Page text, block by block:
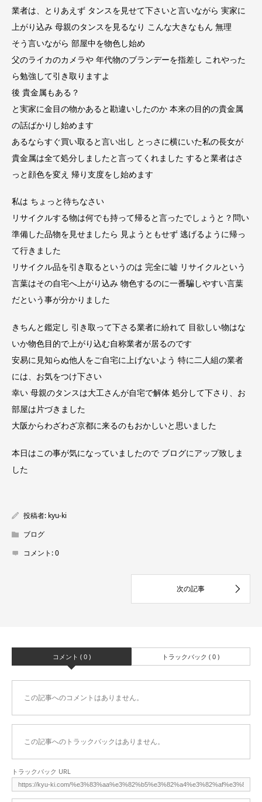
業者は、とりあえず タンスを見せて下さいと言いながら 実家に
上がり込み 母親のタンスを見るなり こんな大きなもん 無理
そう言いながら 部屋中を物色し始め
父のライカのカメラや 年代物のブランデーを指差し これやった
ら勉強して引き取りますよ
後 貴金属もある？
と実家に金目の物かあると勘違いしたのか 本来の目的の貴金属
の話ばかりし始めます
あるならすぐ買い取ると言い出し とっさに横にいた私の長女が
貴金属は全て処分しましたと言ってくれました すると業者はさ
っと顔色を変え 帰り支度をし始めます
私は ちょっと待ちなさい
リサイクルする物は何でも持って帰ると言ったでしょうと？問い
準備した品物を見せましたら 見ようともせず 逃げるように帰っ
て行きました
リサイクル品を引き取るというのは 完全に嘘 リサイクルという
言葉はその自宅へ上がり込み 物色するのに一番騙しやすい言葉
だという事が分かりました
きちんと鑑定し 引き取って下さる業者に紛れて 目欲しい物はな
いか物色目的で上がり込む自称業者が居るのです
安易に見知らぬ他人をご自宅に上げないよう 特に二人組の業者
には、お気をつけ下さい
幸い 母親のタンスは大工さんが自宅で解体 処分して下さり、お
部屋は片づきました
大阪からわざわざ京都に来るのもおかしいと思いました
本日はこの事が気になっていましたので ブログにアップ致しま
した
投稿者: kyu-ki
ブログ
コメント:0
コメント ( 0 ) トラックバック ( 0 )
この記事へのコメントはありません。
この記事へのトラックバックはありません。
トラックバック URL